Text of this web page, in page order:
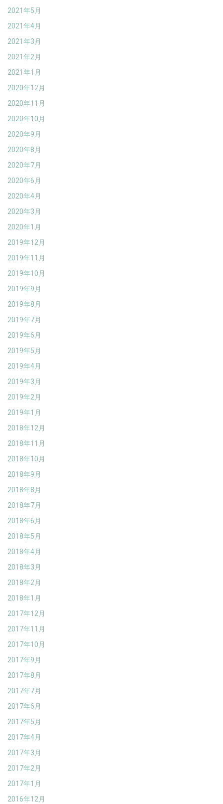
2021年5月
2021年4月
2021年3月
2021年2月
2021年1月
2020年12月
2020年11月
2020年10月
2020年9月
2020年8月
2020年7月
2020年6月
2020年4月
2020年3月
2020年1月
2019年12月
2019年11月
2019年10月
2019年9月
2019年8月
2019年7月
2019年6月
2019年5月
2019年4月
2019年3月
2019年2月
2019年1月
2018年12月
2018年11月
2018年10月
2018年9月
2018年8月
2018年7月
2018年6月
2018年5月
2018年4月
2018年3月
2018年2月
2018年1月
2017年12月
2017年11月
2017年10月
2017年9月
2017年8月
2017年7月
2017年6月
2017年5月
2017年4月
2017年3月
2017年2月
2017年1月
2016年12月